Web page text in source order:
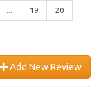
19 20
Add New Review